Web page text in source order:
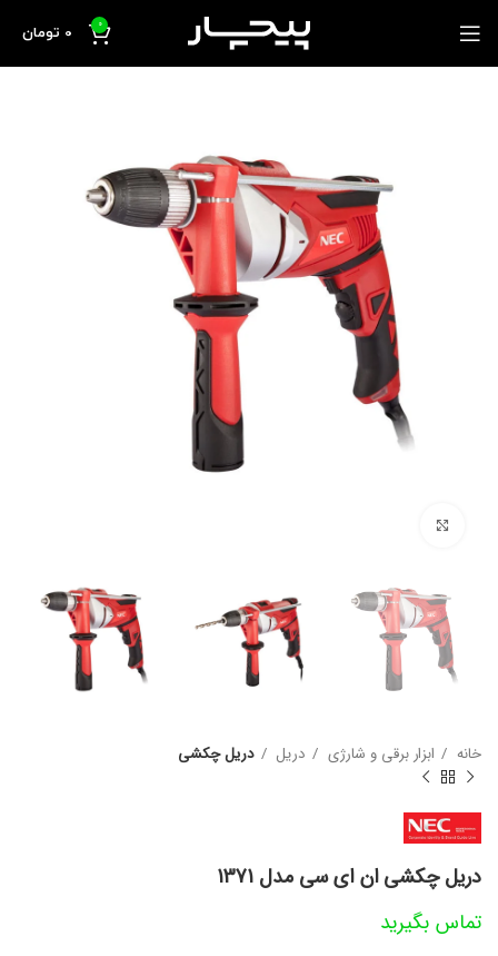
0
0 تومان
خانه ابزار برقی و شارژی دریل دریل چکشی
دریل چکشی ان ای سی مدل 1371
تماس بگیرید